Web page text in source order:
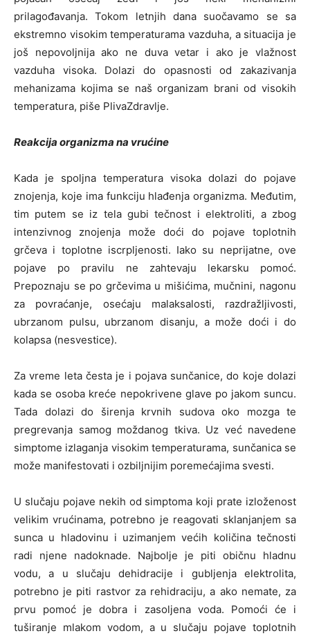
prilagođavanja. Tokom letnjih dana suočavamo se sa
ekstremno visokim temperaturama vazduha, a situacija je
još nepovoljnija ako ne duva vetar i ako je vlažnost
vazduha visoka. Dolazi do opasnosti od zakazivanja
mehanizama kojima se naš organizam brani od visokih
temperatura, piše PlivaZdravlje.
Reakcija organizma na vrućine
Kada je spoljna temperatura visoka dolazi do pojave
znojenja, koje ima funkciju hlađenja organizma. Međutim,
tim putem se iz tela gubi tečnost i elektroliti, a zbog
intenzivnog znojenja može doći do pojave toplotnih
grčeva i toplotne iscrpljenosti. Iako su neprijatne, ove
pojave po pravilu ne zahtevaju lekarsku pomoć.
Prepoznaju se po grčevima u mišićima, mučnini, nagonu
za povraćanje, osećaju malaksalosti, razdražljivosti,
ubrzanom pulsu, ubrzanom disanju, a može doći i do
kolapsa (nesvestice).
Za vreme leta česta je i pojava sunčanice, do koje dolazi
kada se osoba kreće nepokrivene glave po jakom suncu.
Tada dolazi do širenja krvnih sudova oko mozga te
pregrevanja samog moždanog tkiva. Uz već navedene
simptome izlaganja visokim temperaturama, sunčanica se
može manifestovati i ozbiljnijim poremećajima svesti.
U slučaju pojave nekih od simptoma koji prate izloženost
velikim vrućinama, potrebno je reagovati sklanjanjem sa
sunca u hladovinu i uzimanjem većih količina tečnosti
radi njene nadoknade. Najbolje je piti običnu hladnu
vodu, a u slučaju dehidracije i gubljenja elektrolita,
potrebno je piti rastvor za rehidraciju, a ako nemate, za
prvu pomoć je dobra i zasoljena voda. Pomoći će i
tuširanje mlakom vodom, a u slučaju pojave toplotnih